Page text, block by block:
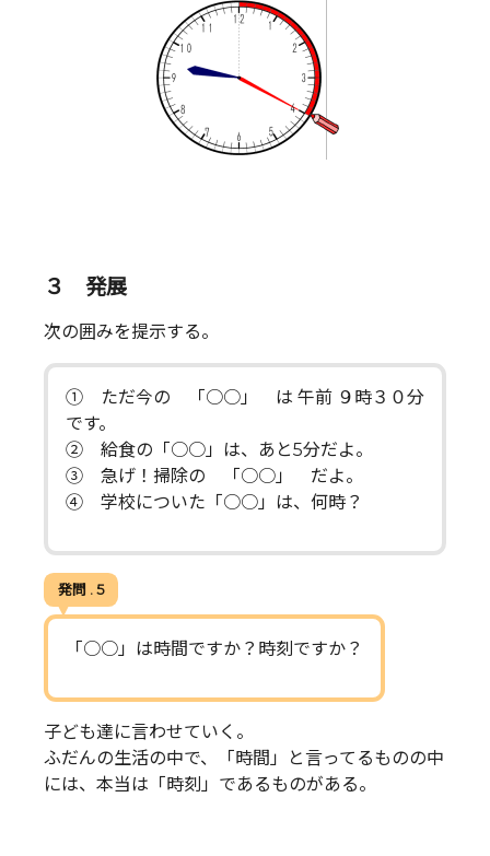
３ 発展
次の囲みを提示する。
① ただ今の 「○○」 は 午前 ９時３０分
です。
② 給食の「○○」は、あと5分だよ。
③ 急げ！掃除の 「○○」 だよ。
④ 学校についた「○○」は、何時？
発問 . 5
「○○」は時間ですか？時刻ですか？
子ども達に言わせていく。
ふだんの生活の中で、「時間」と言ってるものの中
には、本当は「時刻」であるものがある。